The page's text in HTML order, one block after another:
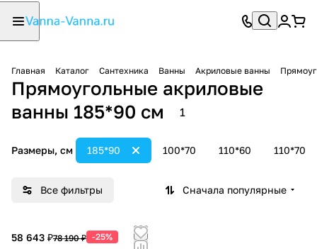
Главная Каталог Сантехника Ванны Акриловые ванны
Прямоугольные акриловые
ванны 185*90 см
1
Размеры, см 100*70 110*60 110*70
185*90
Все фильтры Сначала популярные
58 643 ₽78 190 ₽ -25%